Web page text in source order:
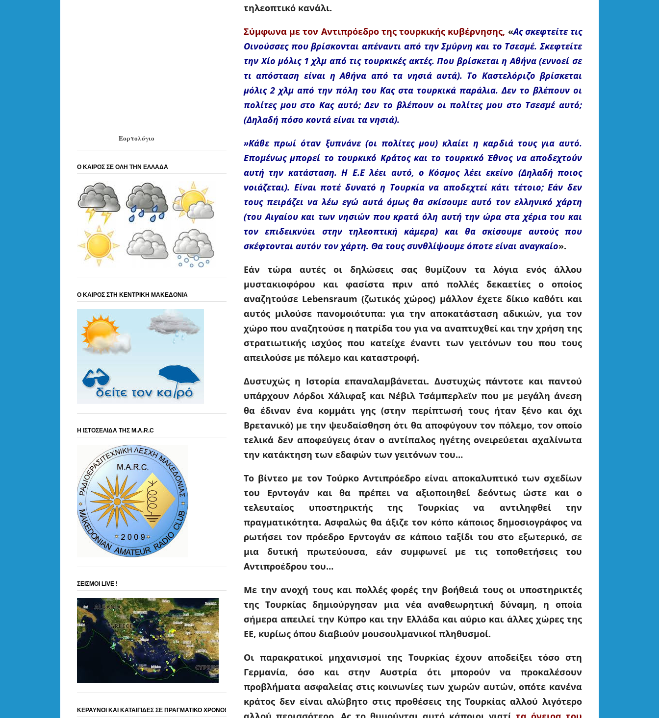
τηλεοπτικό κανάλι.
Σύμφωνα με τον Αντιπρόεδρο της τουρκικής κυβέρνησης, «Ας σκεφτείτε τις
Οινούσσες που βρίσκονται απέναντι από την Σμύρνη και το Τσεσμέ. Σκεφτείτε
την Χίο μόλις 1 χλμ από τις τουρκικές ακτές. Που βρίσκεται η Αθήνα (εννοεί σε
τι απόσταση είναι η Αθήνα από τα νησιά αυτά). Το Καστελόριζο βρίσκεται
μόλις 2 χλμ από την πόλη του Κας στα τουρκικά παράλια. Δεν το βλέπουν οι
πολίτες μου στο Κας αυτό; Δεν το βλέπουν οι πολίτες μου στο Τσεσμέ αυτό;
(Δηλαδή πόσο κοντά είναι τα νησιά).
»Κάθε πρωί όταν ξυπνάνε (οι πολίτες μου) κλαίει η καρδιά τους για αυτό.
Επομένως μπορεί το τουρκικό Κράτος και το τουρκικό Έθνος να αποδεχτούν
αυτή την κατάσταση. Η Ε.Ε λέει αυτό, ο Κόσμος λέει εκείνο (Δηλαδή ποιος
νοιάζεται). Είναι ποτέ δυνατό η Τουρκία να αποδεχτεί κάτι τέτοιο; Εάν δεν
τους πειράζει να λέω εγώ αυτά όμως θα σκίσουμε αυτό τον ελληνικό χάρτη
(του Αιγαίου και των νησιών που κρατά όλη αυτή την ώρα στα χέρια του και
τον επιδεικνύει στην τηλεοπτική κάμερα) και θα σκίσουμε αυτούς που
σκέφτονται αυτόν τον χάρτη. Θα τους συνθλίψουμε όποτε είναι αναγκαίο».
Εάν τώρα αυτές οι δηλώσεις σας θυμίζουν τα λόγια ενός άλλου
μυστακιοφόρου και φασίστα πριν από πολλές δεκαετίες ο οποίος
αναζητούσε Lebensraum (ζωτικός χώρος) μάλλον έχετε δίκιο καθότι και
αυτός μιλούσε πανομοιότυπα: για την αποκατάσταση αδικιών, για τον
χώρο που αναζητούσε η πατρίδα του για να αναπτυχθεί και την χρήση της
στρατιωτικής ισχύος που κατείχε έναντι των γειτόνων του που τους
απειλούσε με πόλεμο και καταστροφή.
Δυστυχώς η Ιστορία επαναλαμβάνεται. Δυστυχώςπάντοτε και παντού
υπάρχουν Λόρδοι Χάλιφαξ και Νέβιλ Τσάμπερλεϊν που με μεγάλη άνεση
θα έδιναν ένα κομμάτι γης (στην περίπτωσή τους ήταν ξένο και όχι
Βρετανικό) με την ψευδαίσθηση ότι θα αποφύγουν τον πόλεμο, τον οποίο
τελικά δεν αποφεύγεις όταν ο αντίπαλος ηγέτης ονειρεύεται αχαλίνωτα
την κατάκτηση των εδαφών των γειτόνων του…
Το βίντεο με τον Τούρκο Αντιπρόεδρο είναι αποκαλυπτικό των σχεδίων
του Ερντογάν και θα πρέπει να αξιοποιηθεί δεόντως ώστε και ο
τελευταίος υποστηρικτής της Τουρκίας να αντιληφθεί την
πραγματικότητα. Ασφαλώς θα άξιζε τον κόπο κάποιος δημοσιογράφος να
ρωτήσει τον πρόεδρο Ερντογάν σε κάποιο ταξίδι του στο εξωτερικό, σε
μια δυτική πρωτεύουσα, εάν συμφωνεί με τις τοποθετήσεις του
Αντιπροέδρου του…
Με την ανοχή τους και πολλές φορές την βοήθειά τους οι υποστηρικτές
της Τουρκίας δημιούργησαν μια νέα αναθεωρητική δύναμη, η οποία
σήμερα απειλεί την Κύπρο και την Ελλάδα και αύριο και άλλες χώρες της
ΕΕ, κυρίως όπου διαβιούν μουσουλμανικοί πληθυσμοί.
Οι παρακρατικοί μηχανισμοί της Τουρκίας έχουν αποδείξει τόσο στη
Γερμανία, όσο και στην Αυστρία ότι μπορούν να προκαλέσουν
προβλήματα ασφαλείας στις κοινωνίες των χωρών αυτών, οπότε κανένα
κράτος δεν είναι αλώβητο στις προθέσεις της Τουρκίας αλλού λιγότερο
Εορτολόγιο
Ο ΚΑΙΡΟΣ ΣΕ ΟΛΗ ΤΗΝ ΕΛΛΑΔΑ
Ο ΚΑΙΡΟΣ ΣΤΗ ΚΕΝΤΡΙΚΗ ΜΑΚΕΔΟΝΙΑ
Η ΙΣΤΟΣΕΛΙΔΑ ΤΗΣ M.A.R.C
ΣΕΙΣΜΟΙ LIVE !
ΚΕΡΑΥΝΟΙ ΚΑΙ ΚΑΤΑΙΓΙΔΕΣ ΣΕ ΠΡΑΓΜΑΤΙΚΟ ΧΡΟΝΟ!